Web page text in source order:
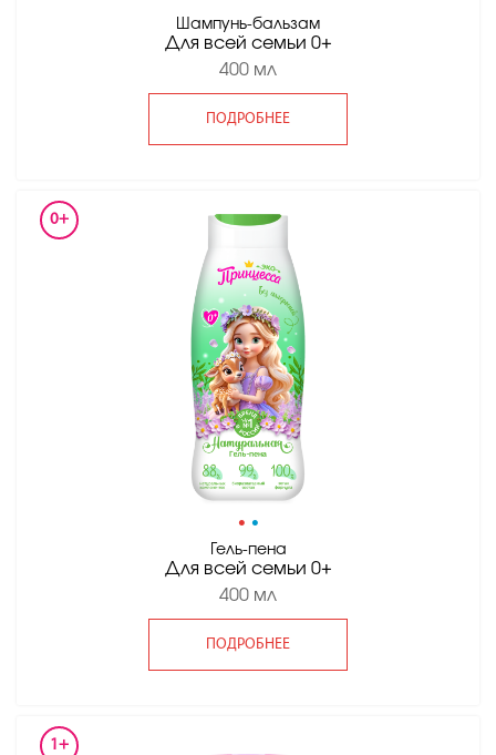
Шампунь-бальзам
Для всей семьи 0+
400 мл
ПОДРОБНЕЕ
• •
Гель-пена
Для всей семьи 0+
400 мл
ПОДРОБНЕЕ
0+
1+